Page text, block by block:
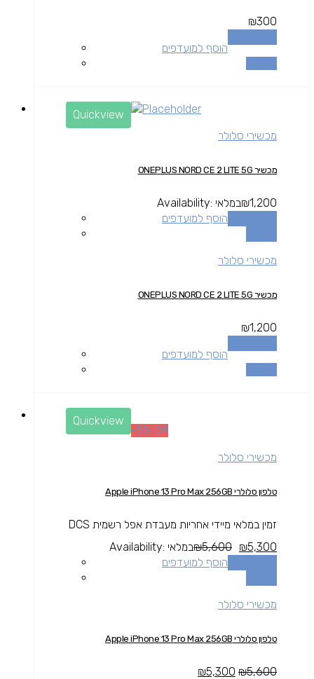
₪300
הוסף למועדפים
Quickview
מכשירי סלולר
מכשיר ONEPLUS NORD CE 2 LITE 5G
₪1,200
Availability: במלאי
הוסף למועדפים
מכשירי סלולר
מכשיר ONEPLUS NORD CE 2 LITE 5G
₪1,200
הוסף למועדפים
Quickview
-5% Off
מכשירי סלולר
טלפון סלולרי Apple iPhone 13 Pro Max 256GB
זמין במלאי מיידי אחריות מעבדת אפל רשמית DCS
₪5,600 ₪5,300
Availability: במלאי
הוסף למועדפים
מכשירי סלולר
טלפון סלולרי Apple iPhone 13 Pro Max 256GB
₪5,600
₪5,300